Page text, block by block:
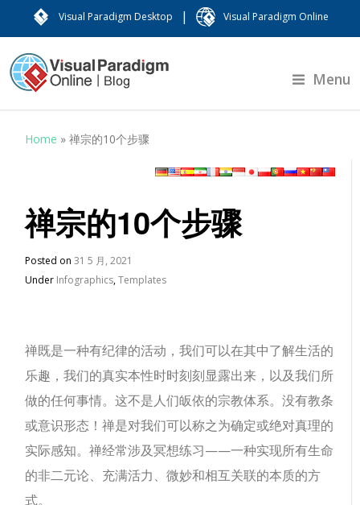
Visual Paradigm Desktop | Visual Paradigm Online
Menu
Home »禅宗的10个步骤
禅宗的10个步骤
Posted on31 5 月, 2021
Under Infographics,Templates
禅既是一种有纪律的活动，我们可以在其中了解生活的
乐趣，我们的真实本性时时刻刻显露出来，以及我们所
做的任何事情。这不是人们皈依的宗教体系。没有教条
或意识形态！禅是对我们可以称之为确定或绝对真理的
实际感知。禅经常涉及冥想练习——一种实现所有生命
的非二元论、充满活力、微妙和相互关联的本质的方
式。